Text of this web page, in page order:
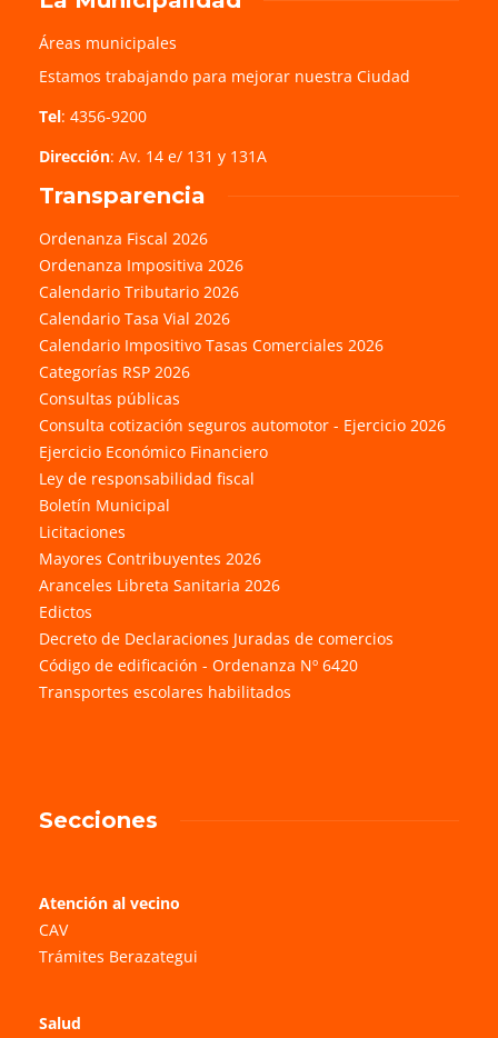
Áreas municipales
Estamos trabajando para mejorar nuestra Ciudad
Tel: 4356-9200
Dirección: Av. 14 e/ 131 y 131A
Transparencia
Ordenanza Fiscal 2026
Ordenanza Impositiva 2026
Calendario Tributario 2026
Calendario Tasa Vial 2026
Calendario Impositivo Tasas Comerciales 2026
Categorías RSP 2026
Consultas públicas
Consulta cotización seguros automotor - Ejercicio 2026
Ejercicio Económico Financiero
Ley de responsabilidad fiscal
Boletín Municipal
Licitaciones
Mayores Contribuyentes 2026
Aranceles Libreta Sanitaria 2026
Edictos
Decreto de Declaraciones Juradas de comercios
Código de edificación - Ordenanza Nº 6420
Transportes escolares habilitados
Secciones
Atención al vecino
CAV
Trámites Berazategui
Salud